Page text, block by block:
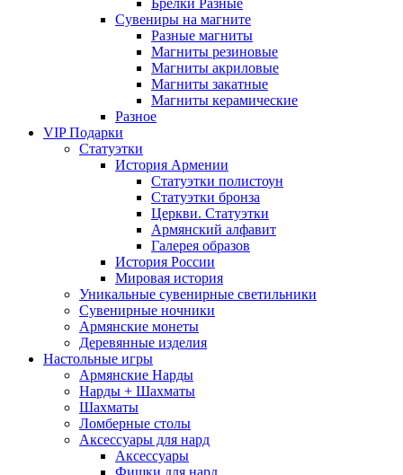
Брелки Разные
Сувениры на магните
Разные магниты
Магниты резиновые
Магниты акриловые
Магниты закатные
Магниты керамические
Разное
VIP Подарки
Статуэтки
История Армении
Статуэтки полистоун
Статуэтки бронза
Церкви. Статуэтки
Армянский алфавит
Галерея образов
История России
Мировая история
Уникальные сувенирные светильники
Сувенирные ночники
Армянские монеты
Деревянные изделия
Настольные игры
Армянские Нарды
Нарды + Шахматы
Шахматы
Ломберные столы
Аксессуары для нард
Аксессуары
Фишки для нард